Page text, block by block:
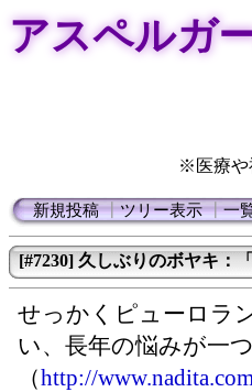
アスペルガ
※医療や
新規投稿┃ツリー表示┃一
[#7230] 久しぶりのボヤキ：
せっかくピューロラ
い、長年の悩みが一
（http://